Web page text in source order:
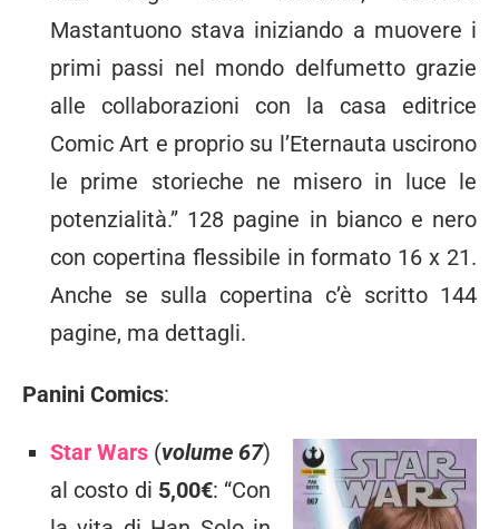
Mastantuono stava iniziando a muovere i
primi passi nel mondo delfumetto grazie
alle collaborazioni con la casa editrice
Comic Art e proprio su l’Eternauta uscirono
le prime storieche ne misero in luce le
potenzialità.” 128 pagine in bianco e nero
con copertina flessibile in formato 16 x 21.
Anche se sulla copertina c’è scritto 144
pagine, ma dettagli.
Panini Comics:
Star Wars (volume 67)
al costo di 5,00€: “Con